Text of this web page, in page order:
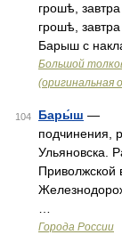
грошѣ,
грошѣ,
Барыш с
Большой
(оригинальная
104 Бары́ш — В
подчинения,
Ульяновска.
Приволжской
Города России